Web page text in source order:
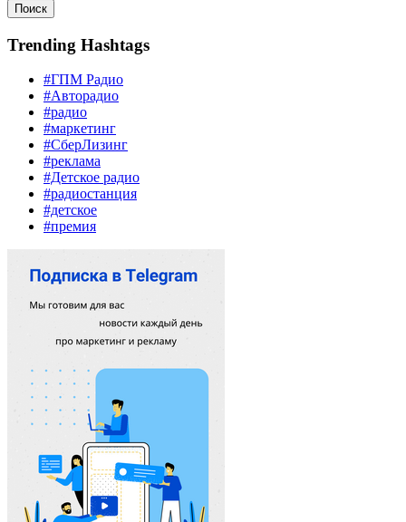
Поиск
Trending Hashtags
#ГПМ Радио
#Авторадио
#радио
#маркетинг
#СберЛизинг
#реклама
#Детское радио
#радиостанция
#детское
#премия